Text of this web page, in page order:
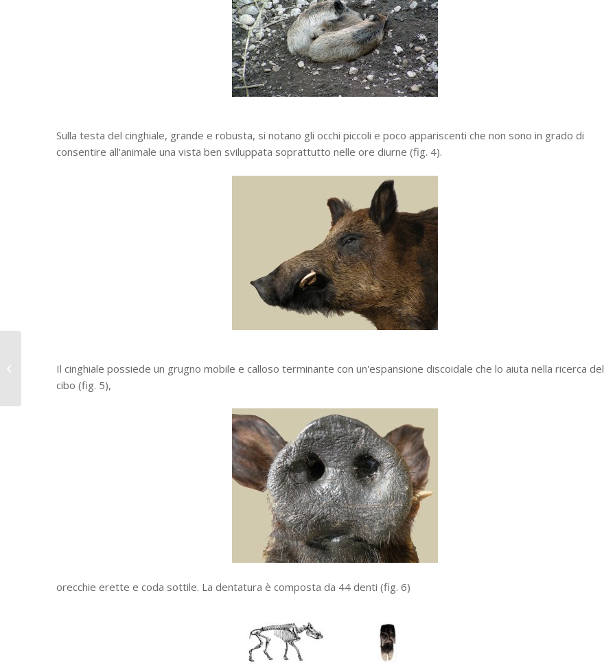
Sulla testa del cinghiale, grande e robusta, si notano gli occhi piccoli e poco appariscenti che non sono in grado di
consentire all'animale una vista ben sviluppata soprattutto nelle ore diurne (fig. 4).
Il cinghiale possiede un grugno mobile e calloso terminante con un'espansione discoidale che lo aiuta nella ricerca del
cibo (fig. 5),
orecchie erette e coda sottile. La dentatura è composta da 44 denti (fig. 6)
Vallis Turris